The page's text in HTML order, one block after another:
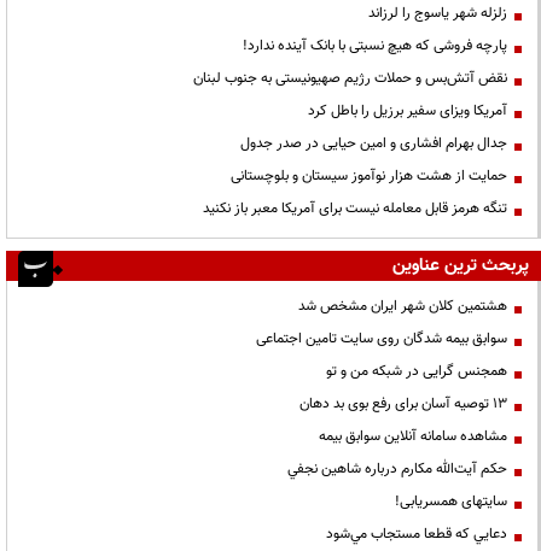
زلزله شهر یاسوج را لرزاند
پارچه فروشی که هیچ نسبتی با بانک آینده ندارد!
نقض آتش‌بس و حملات رژیم صهیونیستی به جنوب لبنان
آمریکا ویزای سفیر برزیل را باطل کرد
جدال بهرام افشاری و امین حیایی در صدر جدول
حمایت از هشت هزار نوآموز سیستان و بلوچستانی
تنگه هرمز قابل معامله نیست برای آمریکا معبر باز نکنید
پربحث ترین عناوین
هشتمین کلان شهر ایران مشخص شد
سوابق بیمه شدگان روی سایت تامین اجتماعی
همجنس گرایی در شبکه من و تو
13 توصیه آسان برای رفع بوی بد دهان
مشاهده سامانه آنلاين سوابق بیمه
حكم آيت‌الله مكارم درباره شاهين نجفي
سایتهای همسریابی!
دعايي كه قطعا مستجاب مي‌شود